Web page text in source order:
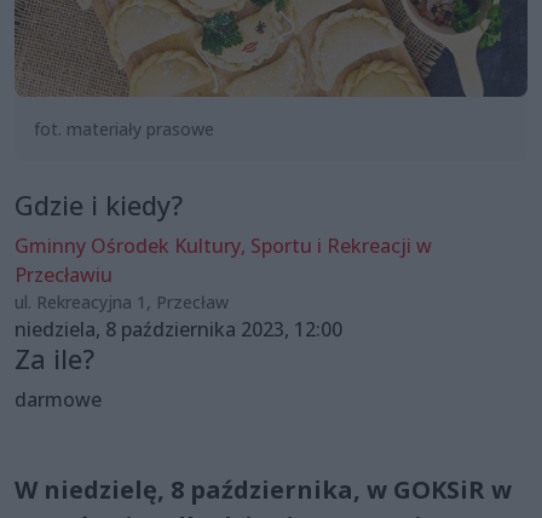
fot. materiały prasowe
Gdzie i kiedy?
Gminny Ośrodek Kultury, Sportu i Rekreacji w
Przecławiu
ul. Rekreacyjna 1, Przecław
niedziela, 8 października 2023, 12:00
Za ile?
darmowe
W niedzielę, 8 października, w GOKSiR w